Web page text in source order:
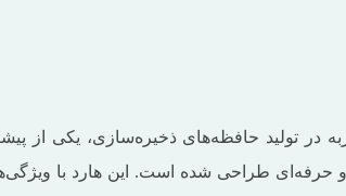
طراحی شده است. این هارد با